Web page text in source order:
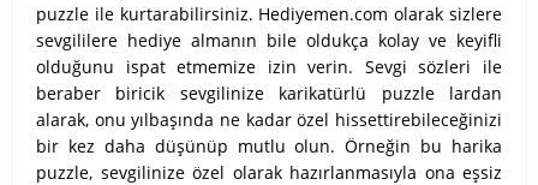
puzzle ile kurtarabilirsiniz. Hediyemen.com olarak sizlere
sevgililere hediye almanın bile oldukça kolay ve keyifli
olduğunu ispat etmemize izin verin. Sevgi sözleri ile
beraber biricik sevgilinize karikatürlü puzzle lardan
alarak, onu yılbaşında ne kadar özel hissettirebileceğinizi
bir kez daha düşünüp mutlu olun. Örneğin bu harika
puzzle, sevgilinize özel olarak hazırlanmasıyla ona eşsiz